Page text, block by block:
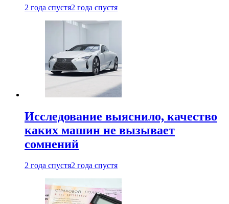
2 года спустя2 года спустя
Исследование выяснило, качество
каких машин не вызывает
сомнений
2 года спустя2 года спустя